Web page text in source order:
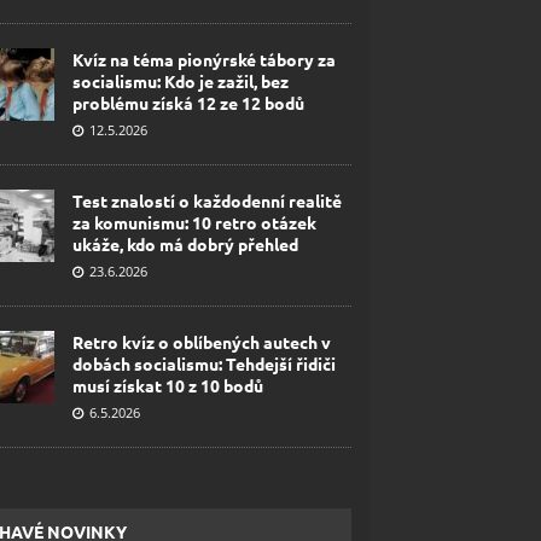
Kvíz na téma pionýrské tábory za
socialismu: Kdo je zažil, bez
problému získá 12 ze 12 bodů
12.5.2026
Test znalostí o každodenní realitě
za komunismu: 10 retro otázek
ukáže, kdo má dobrý přehled
23.6.2026
Retro kvíz o oblíbených autech v
dobách socialismu: Tehdejší řidiči
musí získat 10 z 10 bodů
6.5.2026
NOVINKY